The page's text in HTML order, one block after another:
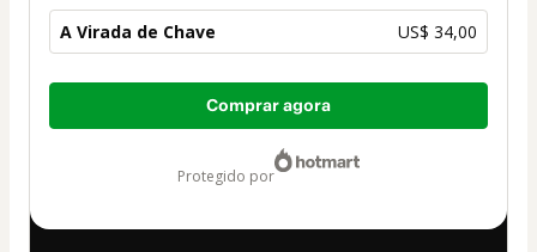
A Virada de Chave US$ 34,00
Total
Comprar agora
protegido por